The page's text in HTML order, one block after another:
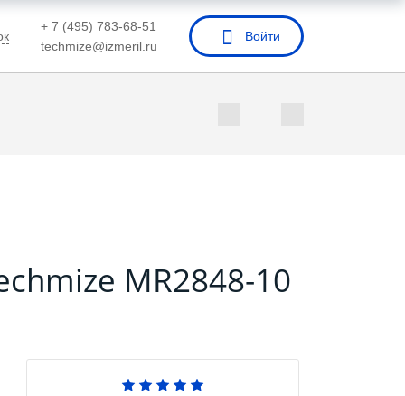
+ 7 (495) 783-68-51
techmize@izmeril.ru
Войти
MR2848-10